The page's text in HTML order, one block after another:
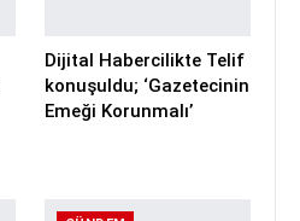
Dijital Habercilikte Telif
konuşuldu; ‘Gazetecinin
Emeği Korunmalı’